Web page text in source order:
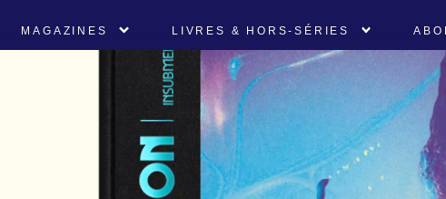
MAGAZINES LIVRES & HORS-SÉRIES